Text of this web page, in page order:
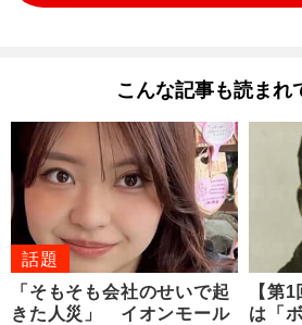
こんな記事も読まれ
話題
「そもそも会社のせいで起
きた人災」 イオンモール
【第
は「